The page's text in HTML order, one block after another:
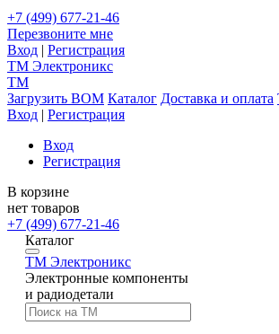
+7 (499) 677-21-46
Перезвоните мне
Вход | Регистрация
TM Электроникс
TM
Загрузить BOM Каталог Доставка и оплата
Вход | Регистрация
Вход
Регистрация
В корзине
нет товаров
+7 (499) 677-21-46
Каталог
TM Электроникс
Электронные компоненты
и радиодетали